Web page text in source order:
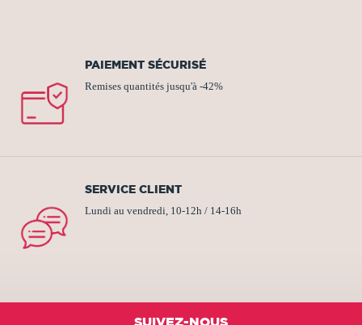
PAIEMENT SÉCURISÉ
Remises quantités jusqu'à -42%
SERVICE CLIENT
Lundi au vendredi, 10-12h / 14-16h
SUIVEZ-NOUS